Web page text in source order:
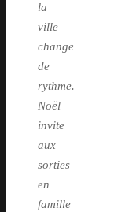
la
ville
change
de
rythme.
Noël
invite
aux
sorties
en
famille